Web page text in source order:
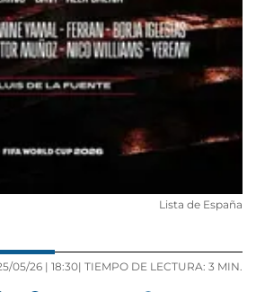
Lista de España
05/26 | 18:30| TIEMPO DE LECTURA: 3 MIN.